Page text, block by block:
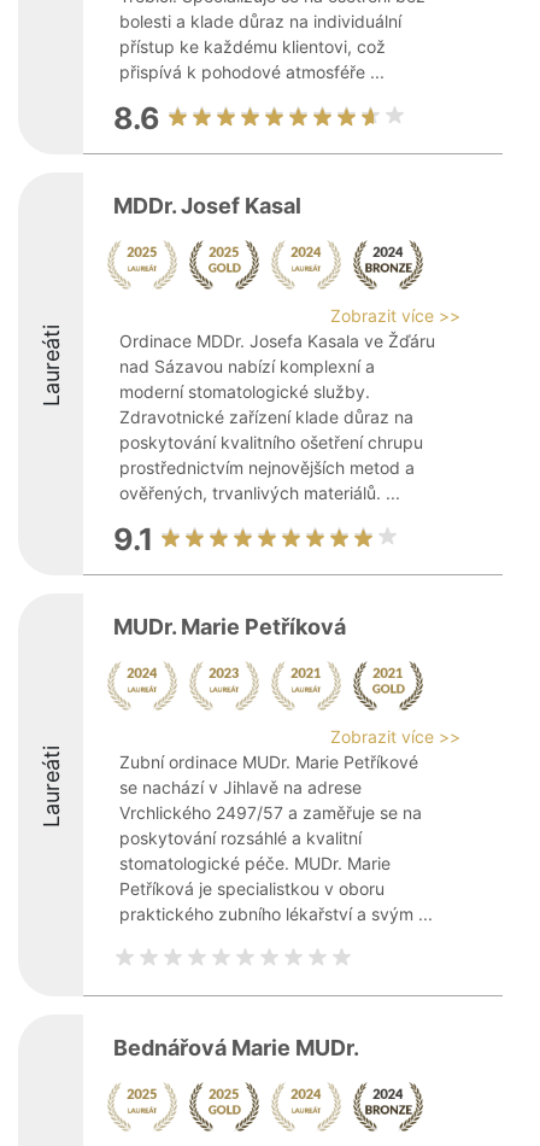
bolesti a klade důraz na individuální
přístup ke každému klientovi, což
přispívá k pohodové atmosféře ...
8.6
Laureáti
MDDr. Josef Kasal
Zobrazit více >>
Ordinace MDDr. Josefa Kasala ve Žďáru
nad Sázavou nabízí komplexní a
moderní stomatologické služby.
Zdravotnické zařízení klade důraz na
poskytování kvalitního ošetření chrupu
prostřednictvím nejnovějších metod a
ověřených, trvanlivých materiálů. ...
9.1
Laureáti
MUDr. Marie Petříková
Zobrazit více >>
Zubní ordinace MUDr. Marie Petříkové
se nachází v Jihlavě na adrese
Vrchlického 2497/57 a zaměřuje se na
poskytování rozsáhlé a kvalitní
stomatologické péče. MUDr. Marie
Petříková je specialistkou v oboru
praktického zubního lékařství a svým ...
Bednářová Marie MUDr.